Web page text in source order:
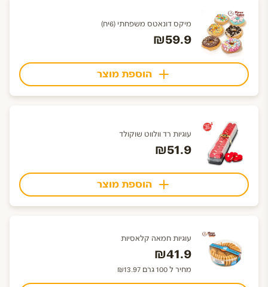
מיקס דונאטס משפחתי (6יח)
₪59.9
הוספת מוצר
עוגיות רד וולווט שוקולד
₪51.9
הוספת מוצר
עוגיות חמאה קלאסיות
₪41.9
מחיר ל 100 גרם ₪13.97